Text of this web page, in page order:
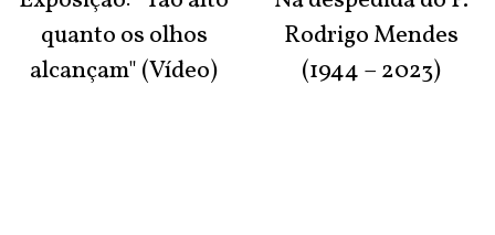
quanto os olhos
alcançam" (Vídeo)
Rodrigo Mendes
(1944 – 2023)